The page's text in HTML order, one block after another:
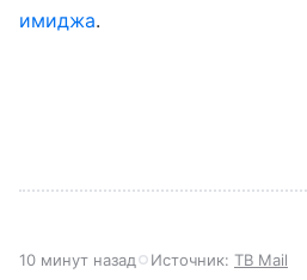
имиджа.
10 минут назад Источник: ТВ Mail